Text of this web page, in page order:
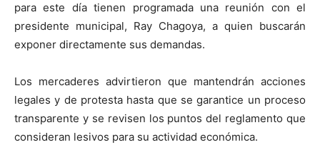
para este día tienen programada una reunión con el
presidente municipal, Ray Chagoya, a quien buscarán
exponer directamente sus demandas.
Los mercaderes advirtieron que mantendrán acciones
legales y de protesta hasta que se garantice un proceso
transparente y se revisen los puntos del reglamento que
consideran lesivos para su actividad económica.